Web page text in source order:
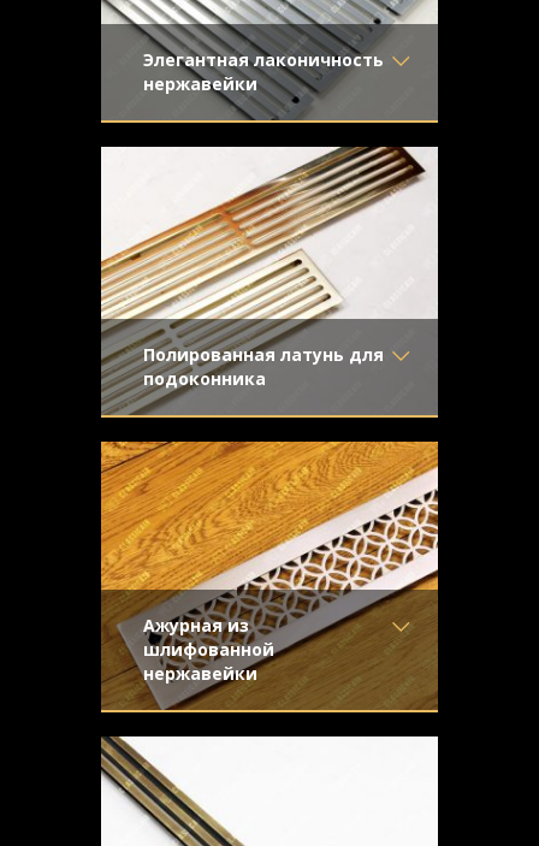
Элегантная лаконичность
нержавейки
Материал- Нержавеющая
сталь
- Шлифованная
нержавейка
- Щелевой
Конструкция- С отбортовкой
стиле из шлифованной нержавейки.
Конструкция с отбортовкой для
незаметного крепежа в монтажном
отверстии.
Полированная латунь для
подоконника
Материал- Латунь
Отделка- Полированная
латунь
Узор- Щелевой
Конструкция- С отбортовкой
полированной латуни с поперечными
перемычками и внутренними бортами
для незаметного крепежа.
Ажурная из
шлифованной
нержавейки
Материал- Нержавеющая
сталь
Отделка
нержавейка
Узор- Кольца
Конструкция
обрамлении широкой накладной рамки.
Конструкция с отбортовкой.